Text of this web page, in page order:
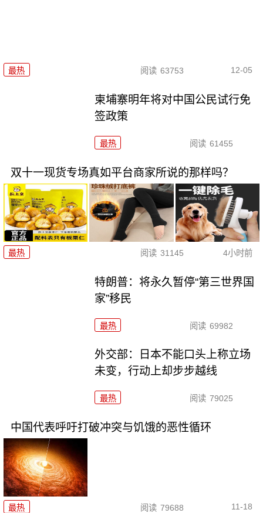
最热 阅读 63753 12-05
柬埔寨明年将对中国公民试行免
签政策
最热 阅读 61455
双十一现货专场真如平台商家所说的那样吗？
最热 阅读 31145 4小时前
特朗普：将永久暂停“第三世界国
家”移民
最热 阅读 69982
外交部：日本不能口头上称立场
未变，行动上却步步越线
最热 阅读 79025
中国代表呼吁打破冲突与饥饿的恶性循环
最热 阅读 79688 11-18